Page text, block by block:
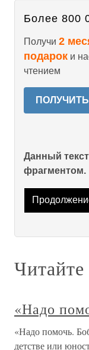
Более 800
Получи 2
подарок и
чтением
Данный
фрагментом.
«Надо
«Надо помочь.
детстве или